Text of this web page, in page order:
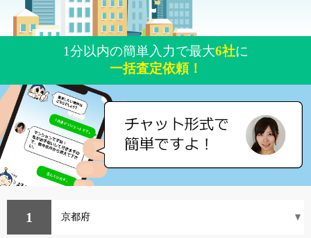
1分以内の簡単入力で最大6社に
一括査定依頼！
1